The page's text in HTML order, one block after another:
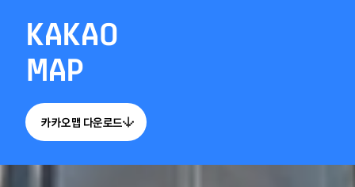
KAKAO
MAP
카카오맵 다운로드